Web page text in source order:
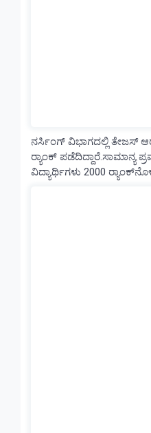
ನರ್ಸಿಂಗ್ ವಿಭಾಗದಲ್ಲಿ ತೇಜಸ್‌
ರ‍್ಯಾಂಕ್ ಪಡೆದಿದ್ದಾರೆ.ಸಾಮಾನ್ಯ
ವಿದ್ಯಾರ್ಥಿಗಳು 2000